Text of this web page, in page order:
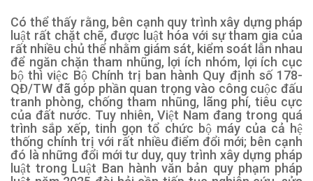
Có thể thấy rằng, bên cạnh quy trình xây dựng pháp
luật rất chặt chẽ, được luật hóa với sự tham gia của
rất nhiều chủ thể nhằm giám sát, kiểm soát lẫn nhau
để ngăn chặn tham nhũng, lợi ích nhóm, lợi ích cục
bộ thì việc Bộ Chính trị ban hành Quy định số 178-
QĐ/TW đã góp phần quan trọng vào công cuộc đấu
tranh phòng, chống tham nhũng, lãng phí, tiêu cực
của đất nước. Tuy nhiên, Việt Nam đang trong quá
trình sắp xếp, tinh gọn tổ chức bộ máy của cả hệ
thống chính trị với rất nhiều điểm đổi mới; bên cạnh
đó là những đổi mới tư duy, quy trình xây dựng pháp
luật trong Luật Ban hành văn bản quy phạm pháp